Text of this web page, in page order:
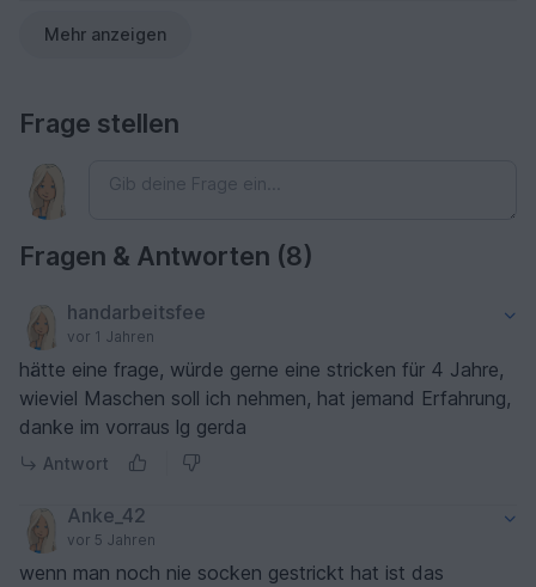
Mehr anzeigen
Frage stellen
Fragen & Antworten (8)
handarbeitsfee
vor 1 Jahren
hätte eine frage, würde gerne eine stricken für 4 Jahre,
wieviel Maschen soll ich nehmen, hat jemand Erfahrung,
danke im vorraus lg gerda
Antwort
Anke_42
vor 5 Jahren
wenn man noch nie socken gestrickt hat ist das